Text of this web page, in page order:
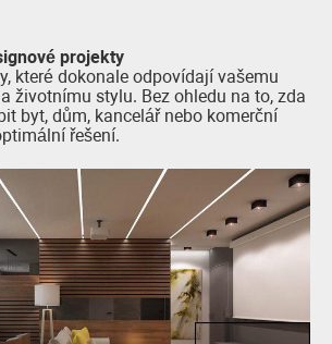
projekty
které dokonale odpovídají vašemu
životnímu stylu. Bez ohledu na to, zda
byt, dům, kancelář nebo komerční
řešení.